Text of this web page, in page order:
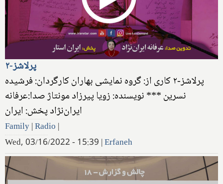
پرلاشز-۲
پرلاشز-۲ کاری از: گروه نمایشی بهاران کارگردان: فرشیده
نسرین *** نویسنده: زویا پیرزاد مونتاژ صدا:عرفانه
ایران‌نژاد پخش: ایران
Family|Radio |
Wed, 03/16/2022 - 15:39 |Erfaneh